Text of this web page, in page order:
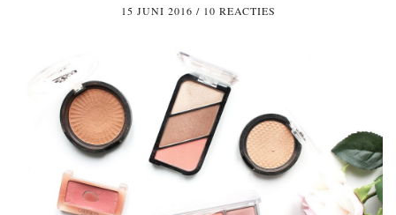
15 JUNI 2016 / 10 REACTIES